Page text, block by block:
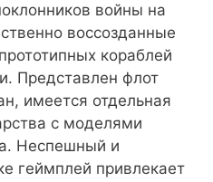
войны на
воссозданные
кораблей
Представлен флот
имеется отдельная
с моделями
Неспешный и
геймплей привлекает